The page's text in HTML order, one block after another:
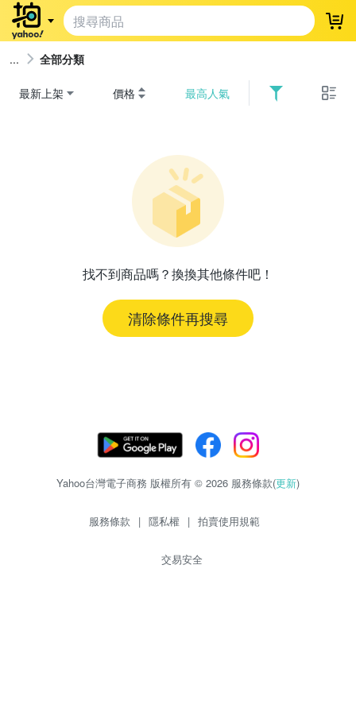
登
全部分類
最新上架 價格 最高人氣
找不到商品嗎？換換其他條件吧！
清除條件再搜尋
Yahoo台灣電子商務 版權所有 © 2026 服務條款(更新)
服務條款 | 隱私權 | 拍賣使用規範
交易安全